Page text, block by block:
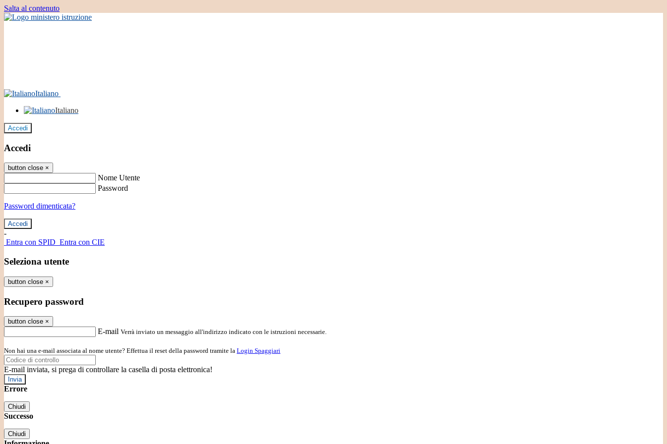
Salta al contenuto
Italiano
Italiano
Accedi
Accedi
button close ×
Nome Utente
Password
Password dimenticata?
-
Entra con SPID Entra con CIE
Seleziona utente
button close ×
Recupero password
button close ×
E-mail Verrà inviato un messaggio all'indirizzo indicato con le istruzioni necessarie.
Non hai una e-mail associata al nome utente? Effettua il reset della password tramite la Login Spaggiari
E-mail inviata, si prega di controllare la casella di posta elettronica!
Errore
Chiudi
Successo
Chiudi